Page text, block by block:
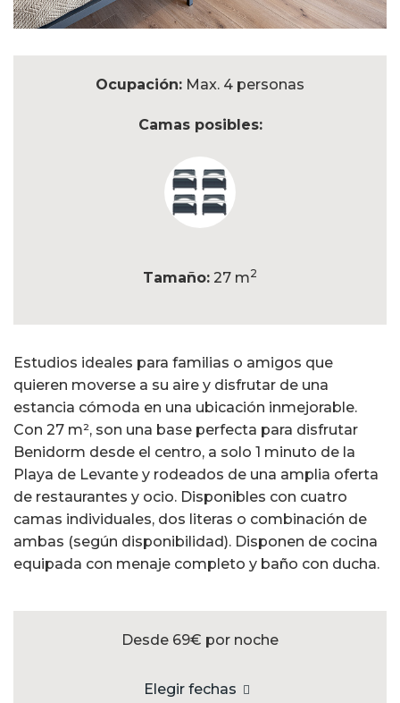
Ocupación: Max. 4 personas
Camas posibles:
Tamaño: 27 m2
Estudios ideales para familias o amigos que
quieren moverse a su aire y disfrutar de una
estancia cómoda en una ubicación inmejorable.
Con 27 m², son una base perfecta para disfrutar
Benidorm desde el centro, a solo 1 minuto de la
Playa de Levante y rodeados de una amplia oferta
de restaurantes y ocio. Disponibles con cuatro
camas individuales, dos literas o combinación de
ambas (según disponibilidad). Disponen de cocina
equipada con menaje completo y baño con ducha.
Desde 69€ por noche
Elegir fechas